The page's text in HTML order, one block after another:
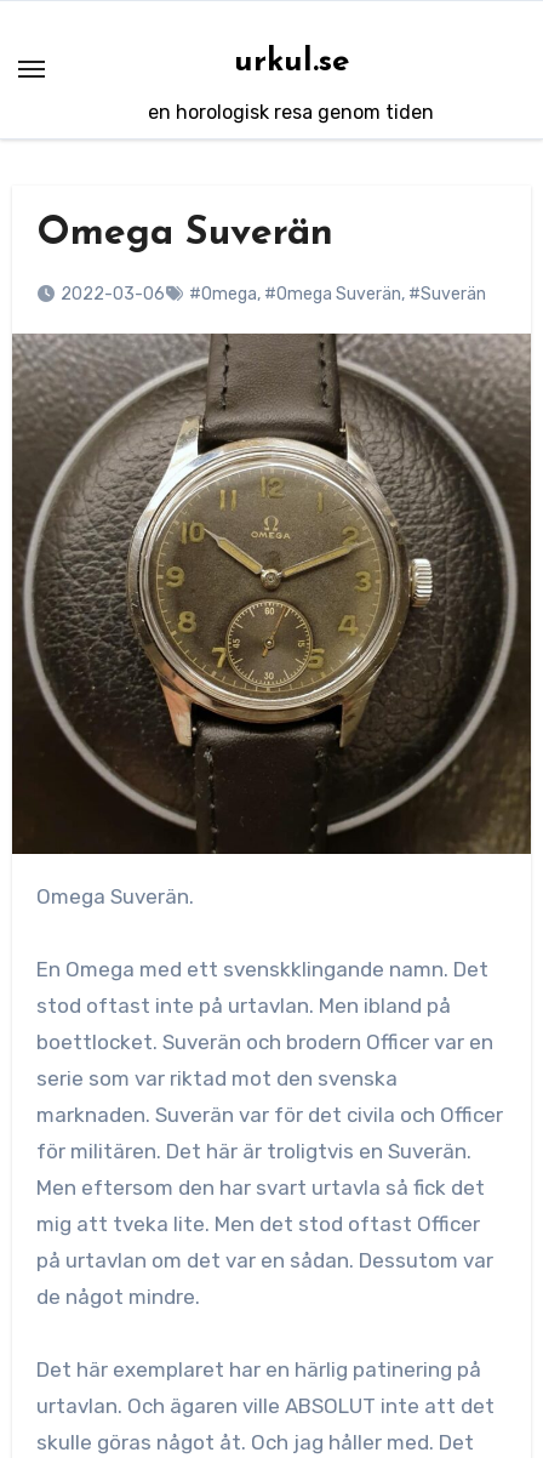
innehåll
urkul.se
en horologisk resa genom tiden
Omega Suverän
2022-03-06 #Omega, #Omega Suverän, #Suverän
Omega Suverän.
En Omega med ett svenskklingande namn. Det
stod oftast inte på urtavlan. Men ibland på
boettlocket. Suverän och brodern Officer var en
serie som var riktad mot den svenska
marknaden. Suverän var för det civila och Officer
för militären. Det här är troligtvis en Suverän.
Men eftersom den har svart urtavla så fick det
mig att tveka lite. Men det stod oftast Officer
på urtavlan om det var en sådan. Dessutom var
de något mindre.
Det här exemplaret har en härlig patinering på
urtavlan. Och ägaren ville ABSOLUT inte att det
skulle göras något åt. Och jag håller med. Det